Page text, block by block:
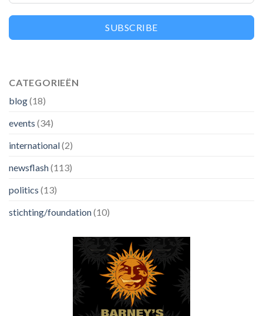
SUBSCRIBE
CATEGORIEËN
blog(18)
events (34)
international(2)
newsflash(113)
politics (13)
stichting/foundation(10)